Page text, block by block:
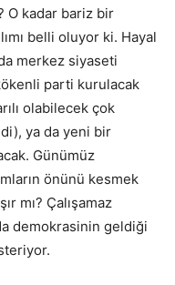
O kadar bariz bir
belli oluyor ki. Hayal
merkez siyaseti
parti kurulacak
olabilecek çok
ya da yeni bir
Günümüz
önünü kesmek
mı? Çalışamaz
demokrasinin geldiği